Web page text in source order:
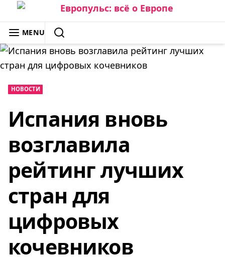
Skip
to
content
ЕВРОПУЛЬС: ВСЁ О ЕВРОПЕ
MENU
SEARCH
НОВОСТИ
Испания вновь
возглавила
рейтинг лучших
стран для
цифровых
кочевников